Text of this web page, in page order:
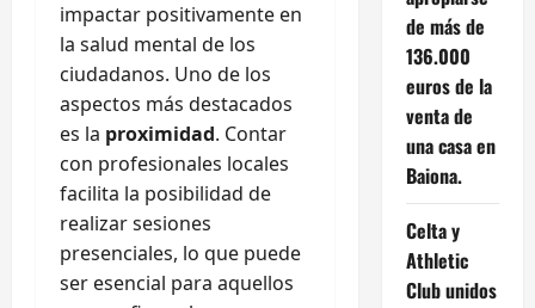
impactar positivamente en
la salud mental de los
ciudadanos. Uno de los
aspectos más destacados
es la proximidad. Contar
con profesionales locales
facilita la posibilidad de
realizar sesiones
presenciales, lo que puede
ser esencial para aquellos
de más de
136.000
euros de la
venta de
una casa en
Baiona.
Celta y
Athletic
Club unidos